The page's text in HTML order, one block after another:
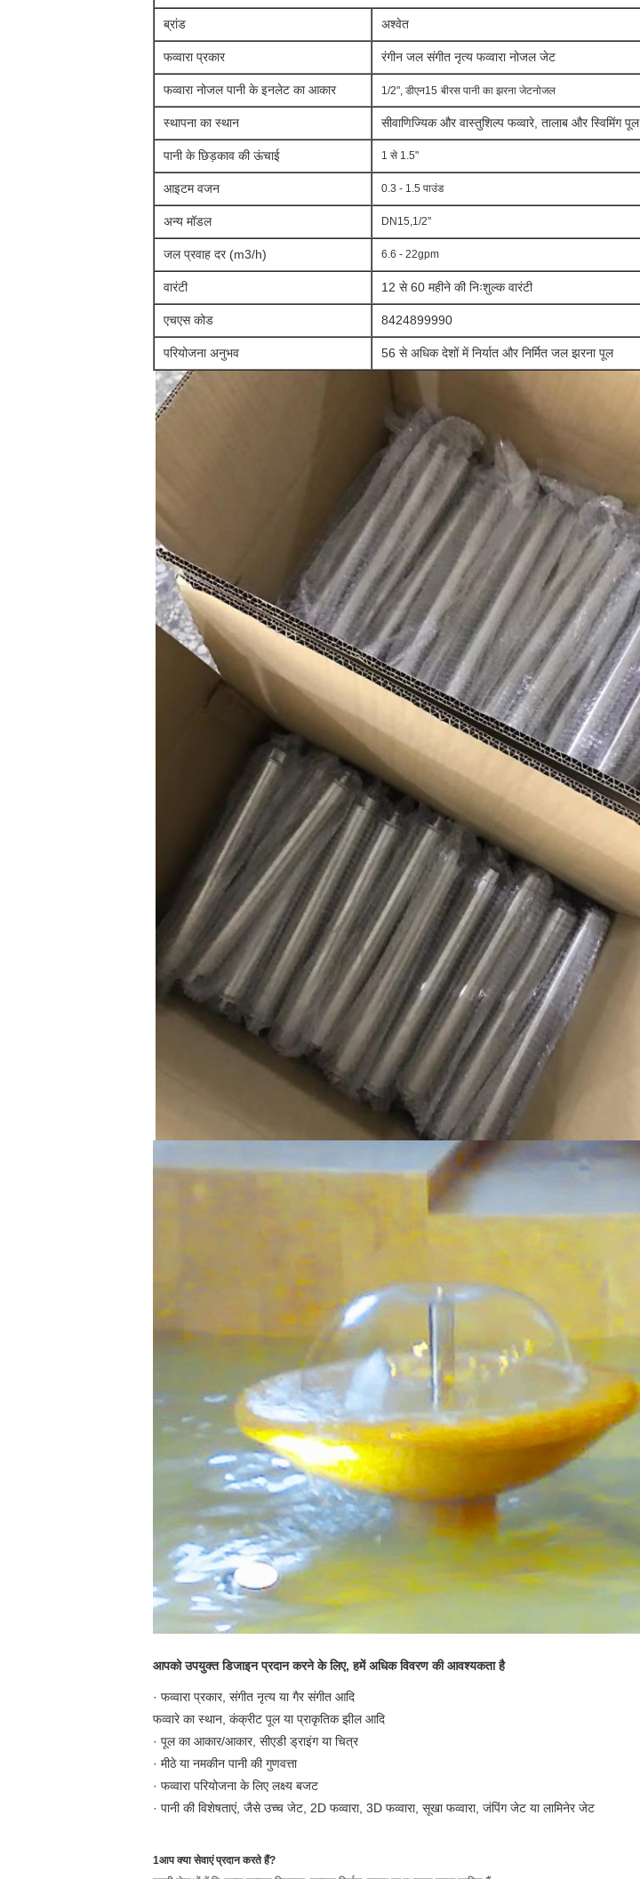
ब्रांड अश्वेत
फव्वारा प्रकार रंगीन जल संगीत नृत्य फव्वारा नोजल जेट
फव्वारा नोजल पानी के इनलेट का आकार 1/2", डीएन15 बीरस पानी का झरना जेटनोजल
स्थापना का स्थान सीवाणिज्यिक और वास्तुशिल्प फव्वारे, तालाब और स्विमिंग पूल
पानी के छिड़काव की ऊंचाई 1 से 1.5"
आइटम वजन 0.3 - 1.5 पाउंड
अन्य मॉडल DN15,1/2"
जल प्रवाह दर (m3/h) 6.6 - 22gpm
वारंटी 12 से 60 महीने की निःशुल्क वारंटी
एचएस कोड 8424899990
परियोजना अनुभव 56 से अधिक देशों में निर्यात और निर्मित जल झरना पूल
आपको उपयुक्त डिजाइन प्रदान करने के लिए, हमें अधिक विवरण की आवश्यकता है
· फव्वारा प्रकार, संगीत नृत्य या गैर संगीत आदि
फव्वारे का स्थान, कंक्रीट पूल या प्राकृतिक झील आदि
· पूल का आकार/आकार, सीएडी ड्राइंग या चित्र
· मीठे या नमकीन पानी की गुणवत्ता
· फव्वारा परियोजना के लिए लक्ष्य बजट
· पानी की विशेषताएं, जैसे उच्च जेट, 2D फव्वारा, 3D फव्वारा, सूखा फव्वारा, जंपिंग जेट या लामिनेर जेट
1आप क्या सेवाएं प्रदान करते हैं?